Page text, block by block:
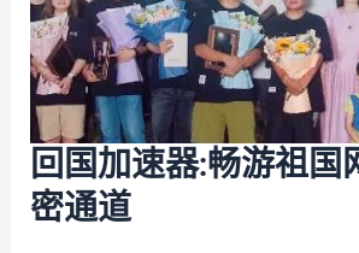
回国加速器:畅游祖国
密通道